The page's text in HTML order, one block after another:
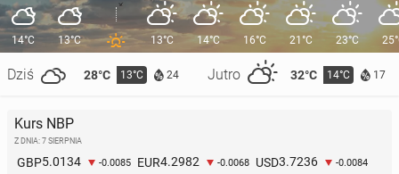
14°C
Dziś 28°C 13°C 24 Jutro 32°C 14°C 17
13°C 13°C 14°C 16°C 21°C 23°C
Kurs NBP
Z DNIA: 7 SIERPNIA
GBP5.0134 -0.0085 EUR4.2982 -0.0068 USD3.7236 -0.0084